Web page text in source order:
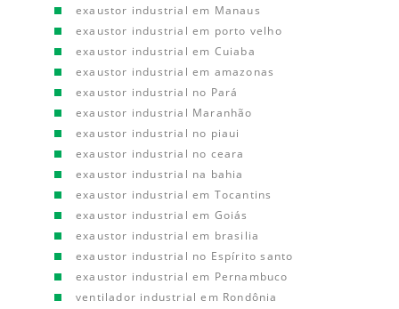
exaustor industrial em Manaus
exaustor industrial em porto velho
exaustor industrial em Cuiaba
exaustor industrial em amazonas
exaustor industrial no Pará
exaustor industrial Maranhão
exaustor industrial no piaui
exaustor industrial no ceara
exaustor industrial na bahia
exaustor industrial em Tocantins
exaustor industrial em Goiás
exaustor industrial em brasilia
exaustor industrial no Espírito santo
exaustor industrial em Pernambuco
ventilador industrial em Rondônia